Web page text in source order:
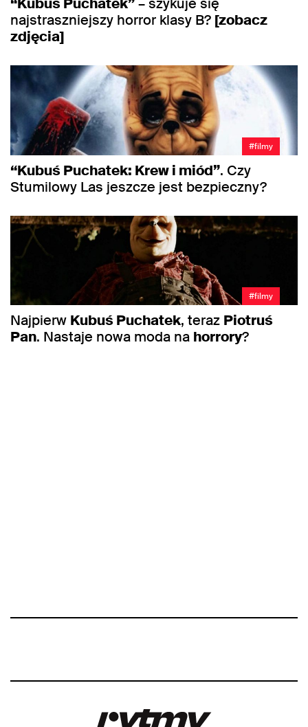
najstraszniejszy horror klasy B? [zobacz
zdjęcia]
#filmy
“Kubuś Puchatek: Krew i miód”. Czy
Stumilowy Las jeszcze jest bezpieczny?
#filmy
Najpierw Kubuś Puchatek, teraz Piotruś
Pan. Nastaje nowa moda na horrory?